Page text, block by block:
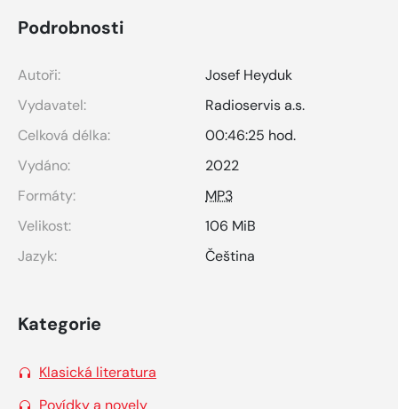
Podrobnosti
Autoři:
Josef Heyduk
Vydavatel:
Radioservis a.s.
Celková délka:
00:46:25 hod.
Vydáno:
2022
Formáty:
MP3
Velikost:
106 MiB
Jazyk:
Čeština
Kategorie
Klasická literatura
Povídky a novely